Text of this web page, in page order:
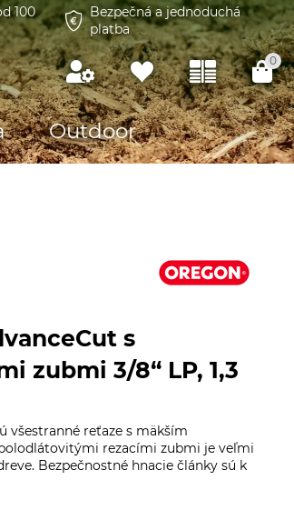
100
Bezpečná a jednoduchá
platba
0
Outdoor
s
zubmi 3/8“ LP, 1,3
všestranné reťaze s mäkším
rezacími zubmi je veľmi
Bezpečnostné hnacie články sú k